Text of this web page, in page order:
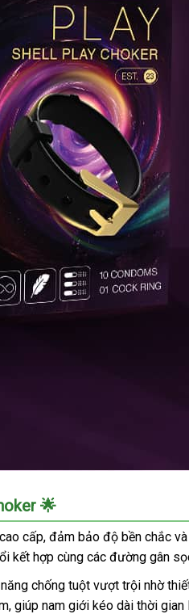
🌟
cấp, đảm bảo độ bền chắc
kết hợp cùng các đường gân
chống tuột vượt trội nhờ
giúp nam giới kéo dài thời